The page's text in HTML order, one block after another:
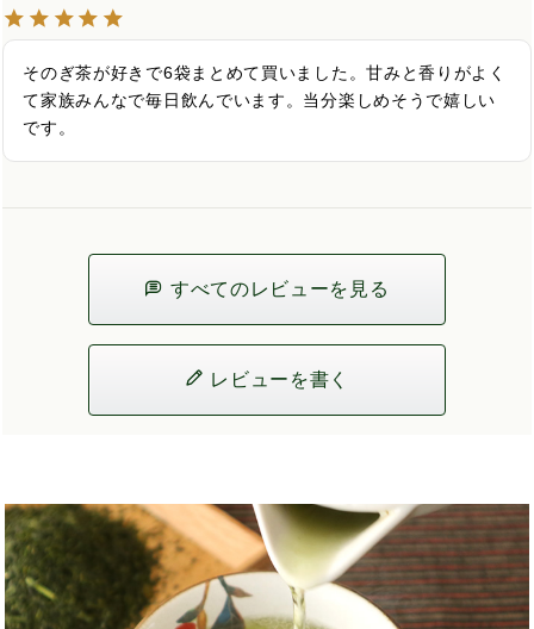
そのぎ茶が好きで6袋まとめて買いました。甘みと香りがよく
て家族みんなで毎日飲んでいます。当分楽しめそうで嬉しい
です。
すべてのレビューを見る
レビューを書く